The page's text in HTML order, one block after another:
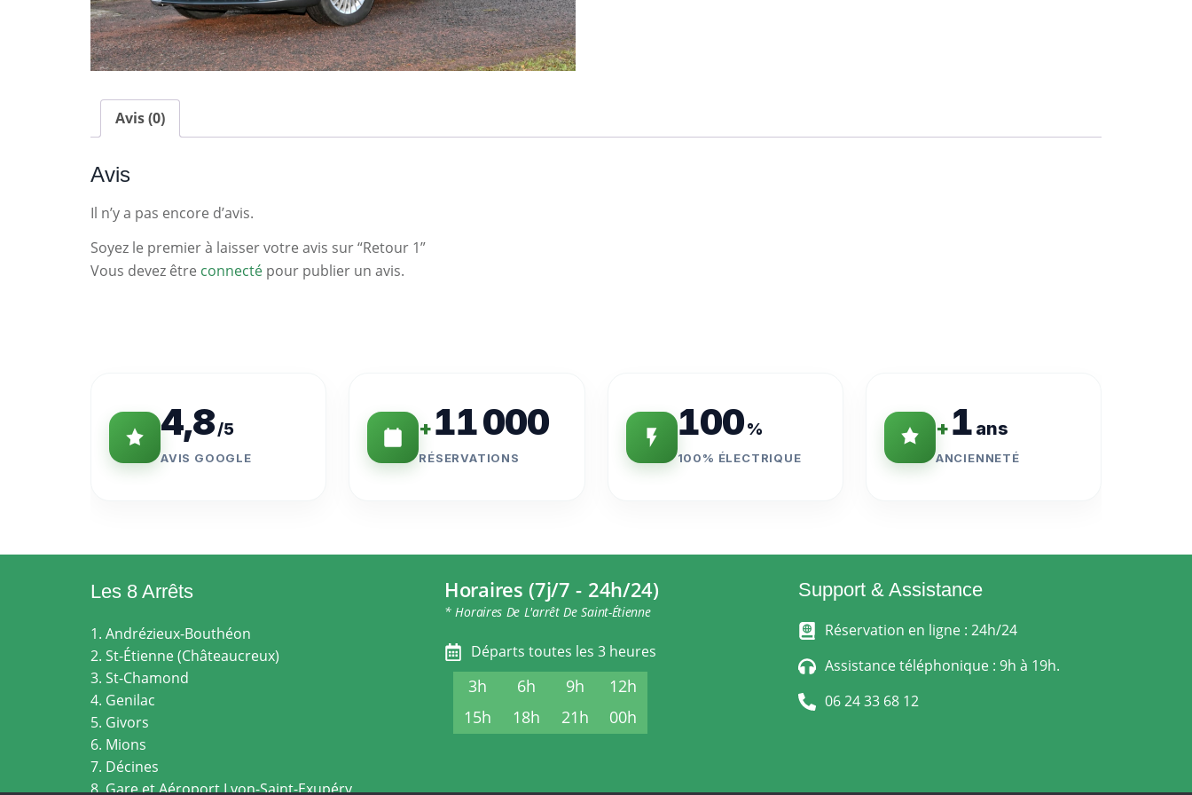
Avis (0)
Avis
Il n’y a pas encore d’avis.
Soyez le premier à laisser votre avis sur “Retour 1”
Vous devez être connecté pour publier un avis.
4,8/5
AVIS GOOGLE
+11 000
RÉSERVATIONS
100 %
100% ÉLECTRIQUE
+1 ans
ANCIENNETÉ
Les 8 Arrêts
1. Andrézieux-Bouthéon
2. St-Étienne (Châteaucreux)
3. St-Chamond
4. Genilac
5. Givors
6. Mions
7. Décines
8. Gare et Aéroport Lyon-Saint-Exupéry
Horaires (7j/7 - 24h/24)
* Horaires De L'arrêt De Saint-Étienne
Départs toutes les 3 heures
3h 6h 9h
12h
15h
18h 21h 00h
Support & Assistance
Réservation en ligne : 24h/24
Assistance téléphonique : 9h à 19h.
06 24 33 68 12